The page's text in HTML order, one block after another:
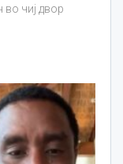
во чиј двор